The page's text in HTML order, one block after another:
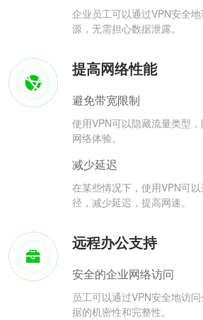
企业员工可以通过VPN安全
源，无需担心数据泄露。
提高网络性能
避免带宽限制
使用VPN可以隐藏流量类型
网络体验。
减少延迟
在某些情况下，使用VPN可
径，减少延迟，提高网速。
远程办公支持
安全的企业网络访问
员工可以通过VPN安全地访
据的机密性和完整性。